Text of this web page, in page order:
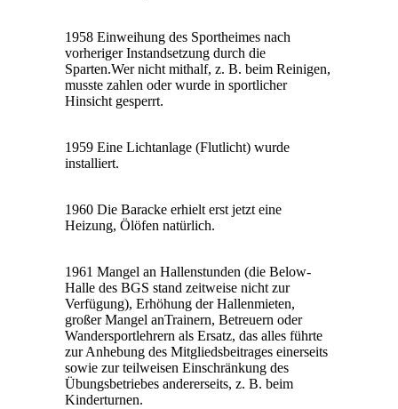
1958 Einweihung des Sportheimes nach
vorheriger Instandsetzung durch die
Sparten.Wer nicht mithalf, z. B. beim Reinigen,
musste zahlen oder wurde in sportlicher
Hinsicht gesperrt.
1959 Eine Lichtanlage (Flutlicht) wurde
installiert.
1960 Die Baracke erhielt erst jetzt eine
Heizung, Ölöfen natürlich.
1961 Mangel an Hallenstunden (die Below-
Halle des BGS stand zeitweise nicht zur
Verfügung), Erhöhung der Hallenmieten,
großer Mangel anTrainern, Betreuern oder
Wandersportlehrern als Ersatz, das alles führte
zur Anhebung des Mitgliedsbeitrages einerseits
sowie zur teilweisen Einschränkung des
Übungsbetriebes andererseits, z. B. beim
Kinderturnen.